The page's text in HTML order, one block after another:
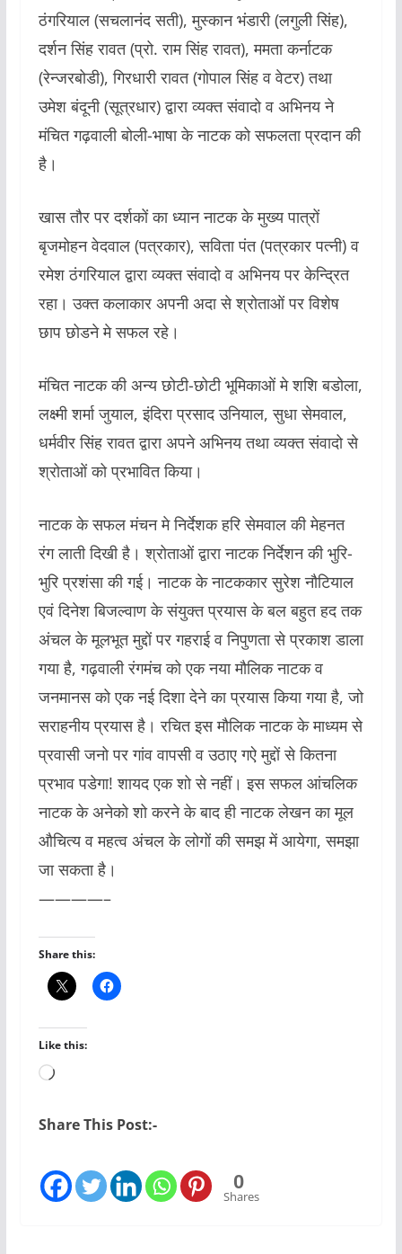
ठंगरियाल (सचलानंद सती), मुस्कान भंडारी (लगुली सिंह),
दर्शन सिंह रावत (प्रो. राम सिंह रावत), ममता कर्नाटक
(रेन्जरबोडी), गिरधारी रावत (गोपाल सिंह व वेटर) तथा
उमेश बंदूनी (सूत्रधार) द्वारा व्यक्त संवादो व अभिनय ने
मंचित गढ़वाली बोली-भाषा के नाटक को सफलता प्रदान की
है।
खास तौर पर दर्शकों का ध्यान नाटक के मुख्य पात्रों
बृजमोहन वेदवाल (पत्रकार), सविता पंत (पत्रकार पत्नी) व
रमेश ठंगरियाल द्वारा व्यक्त संवादो व अभिनय पर केन्द्रित
रहा। उक्त कलाकार अपनी अदा से श्रोताओं पर विशेष
छाप छोडने मे सफल रहे।
मंचित नाटक की अन्य छोटी-छोटी भूमिकाओं मे शशि बडोला,
लक्ष्मी शर्मा जुयाल, इंदिरा प्रसाद उनियाल, सुधा सेमवाल,
धर्मवीर सिंह रावत द्वारा अपने अभिनय तथा व्यक्त संवादो से
श्रोताओं को प्रभावित किया।
नाटक के सफल मंचन मे निर्देशक हरि सेमवाल की मेहनत
रंग लाती दिखी है। श्रोताओं द्वारा नाटक निर्देशन की भुरि-
भुरि प्रशंसा की गई। नाटक के नाटककार सुरेश नौटियाल
एवं दिनेश बिजल्वाण के संयुक्त प्रयास के बल बहुत हद तक
अंचल के मूलभूत मुद्दों पर गहराई व निपुणता से प्रकाश डाला
गया है, गढ़वाली रंगमंच को एक नया मौलिक नाटक व
जनमानस को एक नई दिशा देने का प्रयास किया गया है, जो
सराहनीय प्रयास है। रचित इस मौलिक नाटक के माध्यम से
प्रवासी जनो पर गांव वापसी व उठाए गऐ मुद्दों से कितना
प्रभाव पडेगा! शायद एक शो से नहीं। इस सफल आंचलिक
नाटक के अनेको शो करने के बाद ही नाटक लेखन का मूल
औचित्य व महत्व अंचल के लोगों की समझ में आयेगा, समझा
जा सकता है।
————–
Share this:
Like this:
Loading…
Share This Post:-
0
Shares